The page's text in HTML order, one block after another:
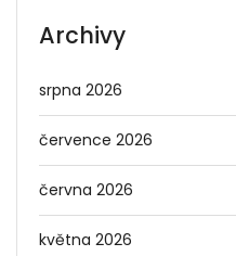
Archivy
srpna 2026
července 2026
června 2026
května 2026